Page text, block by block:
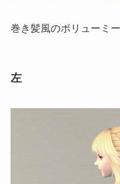
巻き髪風のボリューミ
左